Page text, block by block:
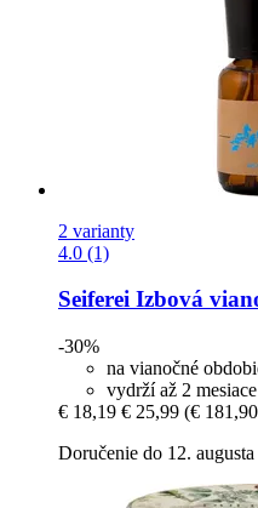
2 varianty
4.0 (1)
Seiferei Izbová
-30%
na vianočné
vydrží až 2 mesiace
€ 18,19 € 25,99 (€
Doručenie do 12. augusta